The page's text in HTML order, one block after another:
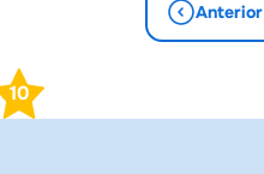
Anterior
10